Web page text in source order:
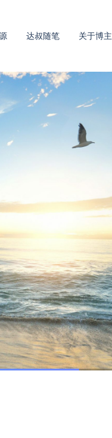
达叔随笔 关于博主